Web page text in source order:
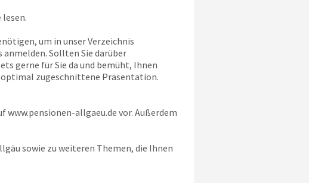
lesen.
um in unser Verzeichnis
Sollten Sie darüber
gerne für Sie da und bemüht, Ihnen
zugeschnittene Präsentation.
www.pensionen-allgaeu.de vor. Außerdem
sowie zu weiteren Themen, die Ihnen